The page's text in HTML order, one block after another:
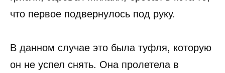
что первое подвернулось под руку.
В данном случае это была туфля, которую
он не успел снять. Она пролетела в